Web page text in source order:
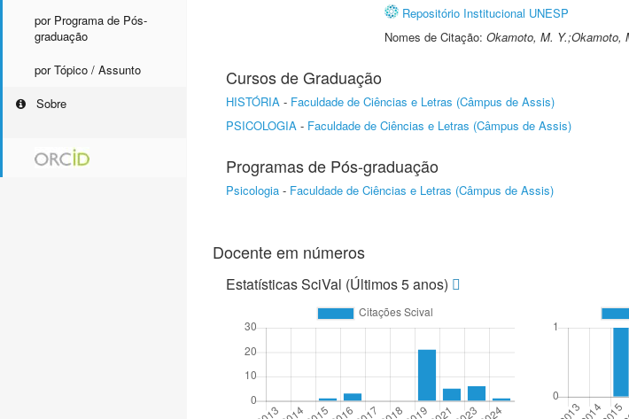
por Programa de Pós-
graduação
por Tópico / Assunto
Sobre
Repositório Institucional UNESP
Nomes de Citação: Okamoto, M. Y.;Okamoto,
Cursos de Graduação
HISTÓRIA - Faculdade de Ciências e Letras (Câmpus de Assis)
PSICOLOGIA - Faculdade de Ciências e Letras (Câmpus de Assis)
Programas de Pós-graduação
Psicologia - Faculdade de Ciências e Letras (Câmpus de Assis)
Docente em números
Estatísticas SciVal (Últimos 5 anos)